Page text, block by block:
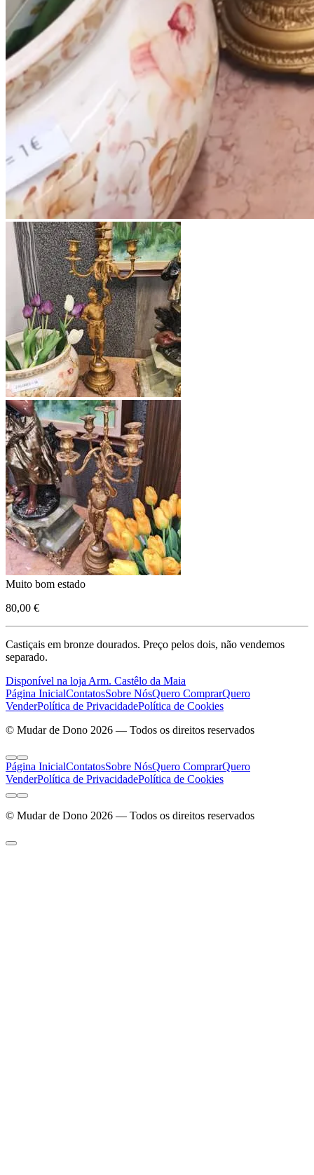
Muito bom estado
80,00 €
Castiçais em bronze dourados. Preço pelos dois, não vendemos
separado.
Disponível na loja Arm. Castêlo da Maia
Página InicialContatosSobre NósQuero ComprarQuero
VenderPolítica de PrivacidadePolítica de Cookies
© Mudar de Dono 2026 — Todos os direitos reservados
Página InicialContatosSobre NósQuero ComprarQuero
VenderPolítica de PrivacidadePolítica de Cookies
© Mudar de Dono 2026 — Todos os direitos reservados